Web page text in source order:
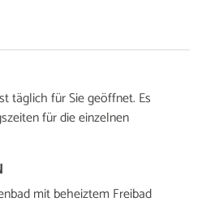
täglich für Sie geöffnet. Es
für die einzelnen
mit beheiztem Freibad